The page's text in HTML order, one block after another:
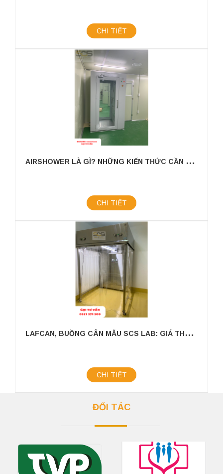
CHI TIẾT
A
IRSHOWER LÀ GÌ? NHỮNG KIẾN THỨC CẦN CÓ KHI SỬ DỤNG.
CHI TIẾT
L
AFCAN, BUỒNG CÂN MẪU SCS LAB: GIÁ THÀNH HỢP LÝ, CHẤT LƯỢNG ĐƯỢC KHẲNG ĐỊNH
CHI TIẾT
ĐỐI TÁC